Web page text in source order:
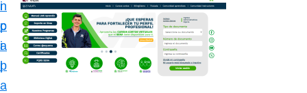
n
c
i
p
a
i
p
a
l
s
p
e